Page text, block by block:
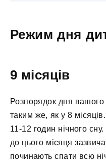
Режим дня
9 місяців
Розпорядок дня
таким же, як у 8
11-12 годин нічного
до цього місяця
починають спати всю